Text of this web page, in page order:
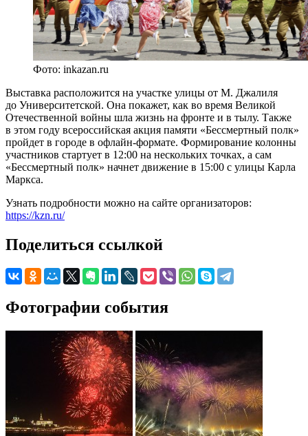
Фото: inkazan.ru
Выставка расположится на участке улицы от М. Джалиля
до Университетской. Она покажет, как во время Великой
Отечественной войны шла жизнь на фронте и в тылу. Также
в этом году всероссийская акция памяти «Бессмертный полк»
пройдет в городе в офлайн-формате. Формирование колонны
участников стартует в 12:00 на нескольких точках, а сам
«Бессмертный полк» начнет движение в 15:00 с улицы Карла
Маркса.
Узнать подробности можно на сайте организаторов:
https://kzn.ru/
Поделиться ссылкой
Фотографии события